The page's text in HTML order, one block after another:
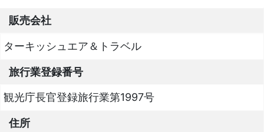
販売会社
ターキッシュエア＆トラベル
旅行業登録番号
観光庁長官登録旅行業第1997号
住所